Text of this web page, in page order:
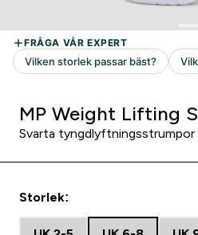
MP Weight Lifting
Svarta tyngdlyftningsstrumpor
Storlek: